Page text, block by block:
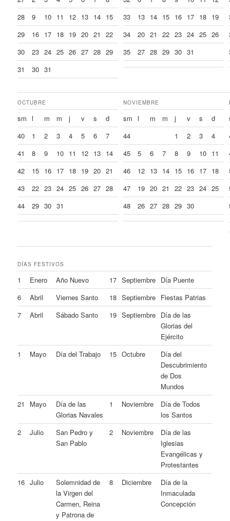
28
9 10 11 12 13 14 15
29
16 17 18 19 20 21
22
30
23 24 25 26 27 28 29
31
30 31
33
13 14 15 16 17 18 19
34
20 21 22 23 24 25 26
35
27 28 29 30 31
OCTUBRE
sm l m m j v s
d
40
1 2 3 4 5 6
7
41
8 9 10 11 12 13 14
42
15 16 17 18 19 20 21
43
22 23 24 25 26 27 28
44
29 30 31
NOVIEMBRE
sm l m m j v s
d
44
1 2 3
4
45
5 6 7 8 9 10 11
46
12 13 14 15 16 17 18
47
19 20 21 22 23 24 25
48
26 27 28 29 30
DÍAS FESTIVOS
1 Enero Año Nuevo 17 Septiembre Día Puente
6
Abril Viernes Santo 18 Septiembre Fiestas Patrias
7
Abril Sábado Santo 19 Septiembre Día de las
Glorias del
Ejército
1
Mayo Día del Trabajo 15 Octubre
Día del
Descubrimiento
de Dos
Mundos
21
Mayo
Día de las
Glorias Navales
1 Noviembre
Día de Todos
los Santos
2
Julio
San Pedro y
San Pablo
2 Noviembre
Día de las
Iglesias
Evangélicas y
Protestantes
16 Julio
Solemnidad de
la Virgen del
Carmen, Reina
y Patrona de
8 Diciembre
Día de la
Inmaculada
Concepción